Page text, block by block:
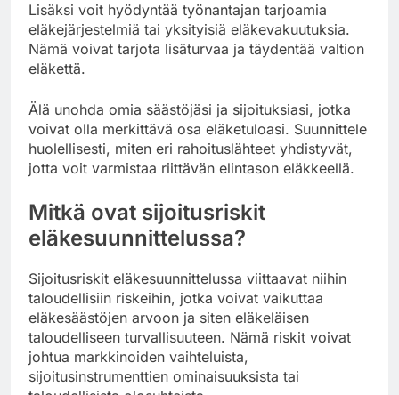
Lisäksi voit hyödyntää työnantajan tarjoamia
eläkejärjestelmiä tai yksityisiä eläkevakuutuksia.
Nämä voivat tarjota lisäturvaa ja täydentää valtion
eläkettä.
Älä unohda omia säästöjäsi ja sijoituksiasi, jotka
voivat olla merkittävä osa eläketuloasi. Suunnittele
huolellisesti, miten eri rahoituslähteet yhdistyvät,
jotta voit varmistaa riittävän elintason eläkkeellä.
Mitkä ovat sijoitusriskit
eläkesuunnittelussa?
Sijoitusriskit eläkesuunnittelussa viittaavat niihin
taloudellisiin riskeihin, jotka voivat vaikuttaa
eläkesäästöjen arvoon ja siten eläkeläisen
taloudelliseen turvallisuuteen. Nämä riskit voivat
johtua markkinoiden vaihteluista,
sijoitusinstrumenttien ominaisuuksista tai